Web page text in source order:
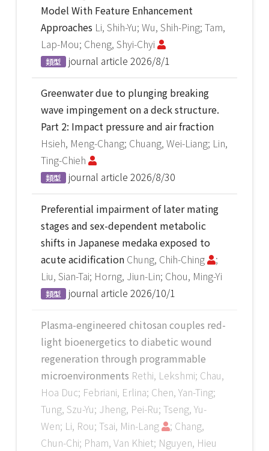
Model With Feature Enhancement
Approaches Li, Shih-Yu; Wu, Shih-Ping; Tam,
Lap-Mou; Cheng, Shyi-Chyi
類型 journal article 2026/8/1
Greenwater due to plunging breaking
wave impingement on a deck structure.
Part 2: Impact pressure and air fraction
Hsieh, Meng-Chang; Chuang, Wei-Liang; Lin,
Ting-Chieh
類型 journal article 2026/8/30
Preferential impairment of later mating
stages and sex-dependent metabolic
shifts in Japanese medaka exposed to
acute acidification Chung, Chih-Ching
;
Liu, Sian-Tai; Horng, Jiun-Lin; Chou, Ming-Yi
類型 journal article 2026/10/1
Plasma-engineered chitosan couples red-
light bioenergetics to diabetic wound
regeneration through programmable
microenvironments Rethi, Lekshmi; Chau,
Hoa Duc; Febriani, Erlina; Chen, Yan-Ting;
Tung, Szu-Yu; Jheng, Pei-Ru; Tseng, Yu-
Wen; Li, Rou; Tsai, Min-Lang
; Chang,
Chun-Chi; Pham, Van Khiet; Nguyen, Hieu